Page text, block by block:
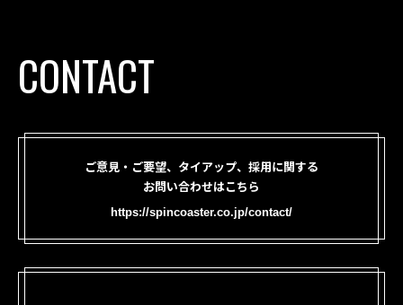
CONTACT
ご意見・ご要望、タイアップ、採用に関する
お問い合わせはこちら
https://spincoaster.co.jp/contact/